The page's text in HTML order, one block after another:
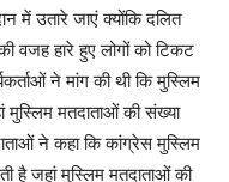
में उतारे जाएं क्योंकि दलित
वजह हारे हुए लोगों को टिकट
ने मांग की थी कि मुस्लिम
मुस्लिम मतदाताओं की संख्या
ने कहा कि कांग्रेस मुस्लिम
है जहां मुस्लिम मतदाताओं की